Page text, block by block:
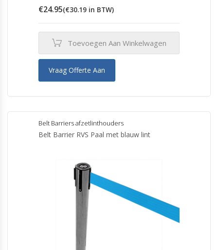
€24.95(€30.19 in BTW)
Toevoegen Aan Winkelwagen
Vraag Offerte Aan
Belt Barriers afzetlinthouders
Belt Barrier RVS Paal met blauw lint